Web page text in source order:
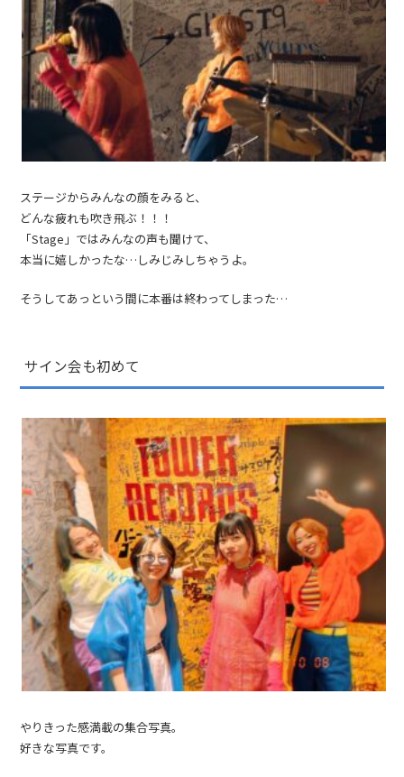
ステージからみんなの顔をみると、
どんな疲れも吹き飛ぶ！！！
「Stage」ではみんなの声も聞けて、
本当に嬉しかったな…しみじみしちゃうよ。
そうしてあっという間に本番は終わってしまった…
サイン会も初めて
やりきった感満載の集合写真。
好きな写真です。